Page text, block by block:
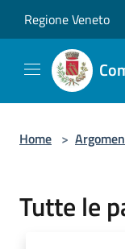
Regione Veneto
Home >
Tutte le